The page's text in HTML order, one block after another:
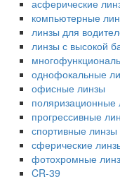
асферические
компьютерные
линзы для
линзы с высокой
однофокальные
офисные линзы
поляризационные
прогрессивные
спортивные линзы
сферические
фотохромные
CR-39